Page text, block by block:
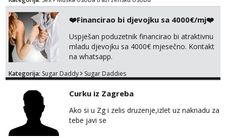
❤️Financirao bi djevojku sa 4000€/mj❤️
Uspješan poduzetnik financirao bi atraktivnu
mladu djevojku sa 4000€ mjesečno. Kontakt
na whatsapp.
Kategorija: Sugar Daddy Sugar Daddies
Curku iz Zagreba
Ako si u Zg i zelis druzenje,izlet uz naknadu za
tebe javi se